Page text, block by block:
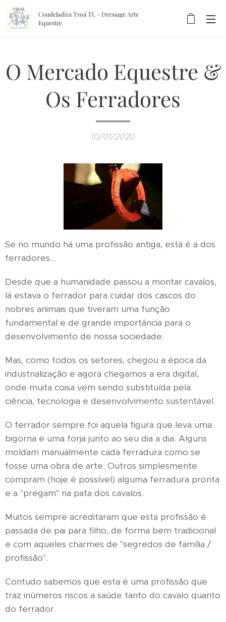
Coudeladira Troá TL - Dressage Arte
Equestre
O Mercado Equestre &
Os Ferradores
10/01/2020
Se no mundo há uma profissão antiga, está é a dos
ferradores...
Desde que a humanidade passou a montar cavalos,
lá estava o ferrador para cuidar dos cascos do
nobres animais que tiveram uma função
fundamental e de grande importância para o
desenvolvimento de nossa sociedade.
Mas, como todos os setores, chegou a época da
industrialização e agora chegamos a era digital,
onde muita coisa vem sendo substituída pela
ciência, tecnologia e desenvolvimento sustentável.
O ferrador sempre foi aquela figura que leva uma
bigorna e uma forja junto ao seu dia a dia. Alguns
moldam manualmente cada ferradura como se
fosse uma obra de arte. Outros simplesmente
compram (hoje é possível) alguma ferradura pronta
e a "pregam" na pata dos cavalos.
Muitos sempre acreditaram que esta profissão é
passada de pai para filho, de forma bem tradicional
e com aqueles charmes de "segredos de família /
profissão".
Contudo sabemos que esta é uma profissão que
traz inúmeros riscos a saúde tanto do cavalo quanto
do ferrador.